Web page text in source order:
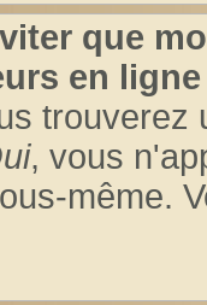
que
en
trouverez
, vous
même.